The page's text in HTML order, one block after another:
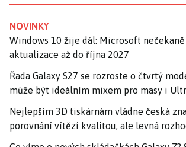
NOVINKY
Windows 10 žije dál: Microsoft
aktualizace až do října 2027
Řada Galaxy S27 se rozroste o čtvrtý
může být ideálním mixem pro masy i
Nejlepším 3D tiskárnám vládne česká
porovnání vítězí kvalitou, ale levná